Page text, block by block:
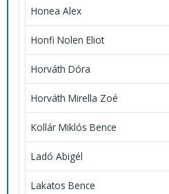
Honea Alex
Honfi Nolen Eliot
Horváth Dóra
Horváth Mirella Zoé
Kollár Miklós Bence
Ladó Abigél
Lakatos Bence